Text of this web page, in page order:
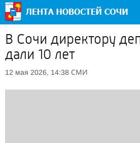
В Сочи директору
дали 10 лет
12 мая 2026, 14:38 СМИ